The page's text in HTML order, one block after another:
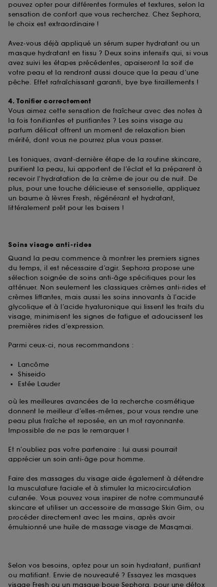
pouvez opter pour différentes formules et textures, selon la
sensation de confort que vous recherchez. Chez Sephora,
le choix est extraordinaire !
Avez-vous déjà appliqué un sérum super hydratant ou un
masque hydratant en tissu ? Deux soins intensifs qui, si vous
avez suivi les étapes précédentes, apaiseront la soif de
votre peau et la rendront aussi douce que la peau d’une
pêche. Effet rafraîchissant garanti, bye bye tiraillements !
4. Tonifier correctement
Vous aimez cette sensation de fraîcheur avec des notes à
la fois tonifiantes et purifiantes ? Les soins visage au
parfum délicat offrent un moment de relaxation bien
mérité, dont vous ne pourrez plus vous passer.
Les toniques, avant-dernière étape de la routine skincare,
purifient la peau, lui apportent de l’éclat et la préparent à
recevoir l’hydratation de la crème de jour ou de nuit. De
plus, pour une touche délicieuse et sensorielle, appliquez
un baume à lèvres Fresh, régénérant et hydratant,
littéralement prêt pour les baisers !
Soins visage anti-rides
Quand la peau commence à montrer les premiers signes
du temps, il est nécessaire d’agir. Sephora propose une
sélection soignée de soins anti-âge spécifiques pour les
atténuer. Non seulement les classiques crèmes anti-rides et
crèmes liftantes, mais aussi les soins innovants à l’acide
glycolique et à l’acide hyaluronique qui lissent les traits du
visage, minimisent les signes de fatigue et adoucissent les
premières rides d’expression.
Parmi ceux-ci, nous recommandons :
Lancôme
Shiseido
Estée Lauder
où les meilleures avancées de la recherche cosmétique
donnent le meilleur d’elles-mêmes, pour vous rendre une
peau plus fraîche et reposée, en un mot rayonnante.
Impossible de ne pas le remarquer !
Et n’oubliez pas votre partenaire : lui aussi pourrait
apprécier un soin anti-âge pour homme.
Faire des massages du visage aide également à détendre
la musculature faciale et à stimuler la microcirculation
cutanée. Vous pouvez vous inspirer de notre communauté
skincare et utiliser un accessoire de massage Skin Gim, ou
procéder directement avec les mains, après avoir
émulsionné une huile de massage visage de Masqmai.
Selon vos besoins, optez pour un soin hydratant, purifiant
ou matifiant. Envie de nouveauté ? Essayez les masques
visage Fresh ou un masque boue Sephora, pour une détox